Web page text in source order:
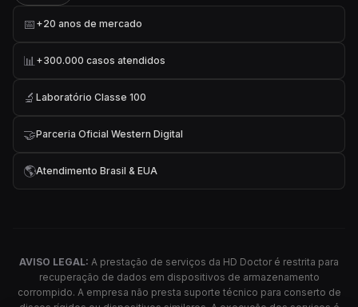
📅 +20 anos de mercado
📊+300.000 casos atendidos
🔬 Laboratório Classe 100
🤝Parceria Oficial Western Digital
🌎Atendimento Brasil & EUA
AVISO LEGAL: A prestação de serviços da HD Doctor é restrita para
recuperação de dados em dispositivos de armazenamento
corrompido. A empresa não presta suporte técnico para conserto de